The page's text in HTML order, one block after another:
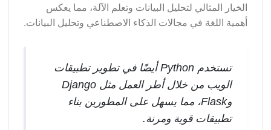
الخيار المثالي لتحليل البيانات وتعلم الآلة، مما يعكس
أهمية اللغة في مجالات الذكاء الاصطناعي وتحليل البيانات.
تستخدم Python أيضًا في تطوير تطبيقات
الويب من خلال أطر العمل مثل Django
وFlask، مما يسهل على المطورين بناء
تطبيقات قوية ومرنة.